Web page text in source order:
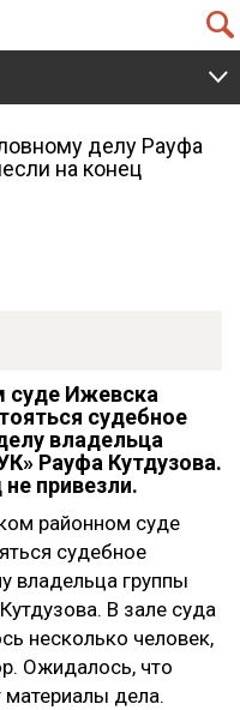
Q
V
делу Рауфа
на конец
суде Ижевска
судебное
владельца
Рауфа Кутдузова.
привезли.
районном суде
судебное
владельца группы
В зале суда
несколько человек,
Ожидалось, что
материалы дела.